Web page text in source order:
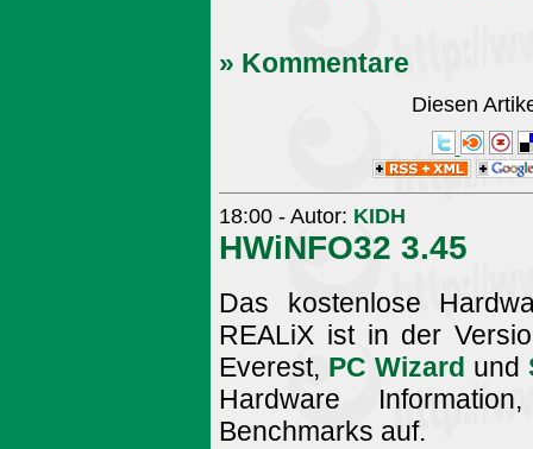
» Kommentare
Diesen
18:00 - Autor: KIDH
HWiNFO32 3.45
Das kostenlose
REALiX ist in der
Everest, PC Wizard und
Hardware
Benchmarks auf.